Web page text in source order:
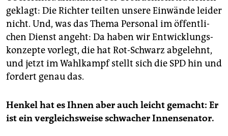
ge­klagt: Die Rich­ter teil­ten un­se­re Ein­wän­de lei­der
nicht. Und, was das Thema Per­so­nal im öf­fent­li­
chen Dienst an­geht: Da haben wir Ent­wick­lungs­
kon­zep­te vor­legt, die hat Rot-Schwarz ab­ge­lehnt,
und jetzt im Wahl­kampf stellt sich die SPD hin und
for­dert genau das.
Hen­kel hat es Ihnen aber auch leicht ge­macht: Er
ist ein ver­gleichs­wei­se schwa­cher In­nen­se­na­tor.